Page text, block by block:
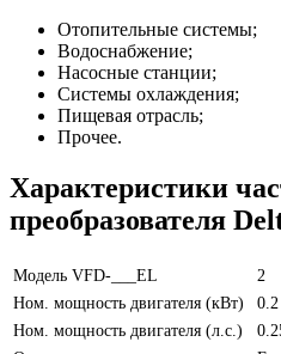
Отопительные системы;
Водоснабжение;
Насосные станции;
Системы охлаждения;
Пищевая отрасль;
Прочее.
Характеристики
преобразователя
Модель VFD-___EL 2
Ном. мощность двигателя (кВт)
0.2
Ном. мощность двигателя (л.с.)